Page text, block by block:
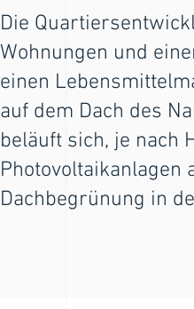
Die
Wohnungen und
einen
auf dem Dach des
beläuft sich, je nach
Photovoltaikanlagen
Dachbegrünung in